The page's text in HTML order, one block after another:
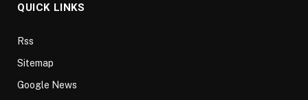
QUICK LINKS
Rss
Sitemap
Google News